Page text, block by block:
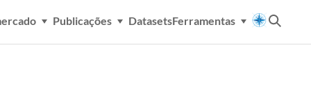
Publicações DatasetsFerramentas